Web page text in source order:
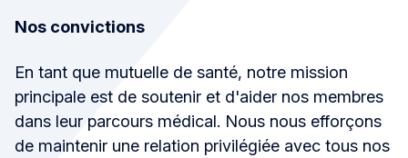
Nos convictions
En tant que mutuelle de santé, notre mission
principale est de soutenir et d'aider nos membres
dans leur parcours médical. Nous nous efforçons
de maintenir une relation privilégiée avec tous nos